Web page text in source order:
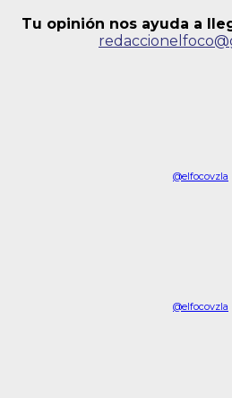
Tu opinión nos ayuda a
@elfocovzla
@elfocovzla